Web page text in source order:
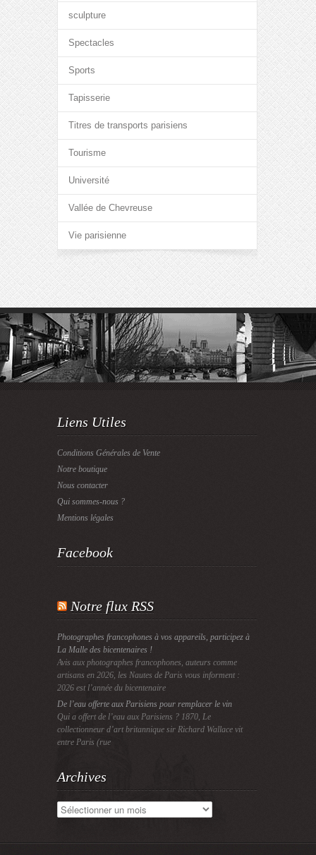
sculpture
Spectacles
Sports
Tapisserie
Titres de transports parisiens
Tourisme
Université
Vallée de Chevreuse
Vie parisienne
Liens Utiles
Conditions Générales de Vente
Notre boutique
Nous contacter
Qui sommes-nous ?
Mentions légales
Facebook
Notre flux RSS
Photographes francophones à vos appareils, participez à
La Malle des bicentenaires !
Avis aux photographes francophones, auteurs comme
artisans en 2026, les Nautes de Paris vous informent :
2026 est l’année du bicentenaire
De l’eau offerte aux Parisiens pour remplacer le vin
Qui a offert de l’eau aux Parisiens ? 1870, Le
collectionneur d’art britannique sir Richard Wallace vit
entre Paris (rue
Archives
Archives